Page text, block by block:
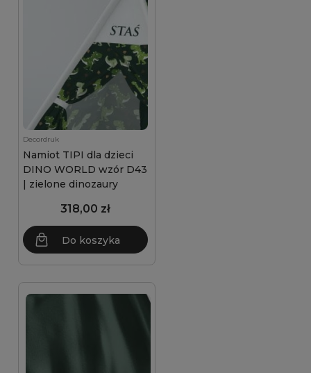
Decordruk
Namiot TIPI dla dzieci
DINO WORLD wzór D43
| zielone dinozaury
318,00 zł
Do koszyka